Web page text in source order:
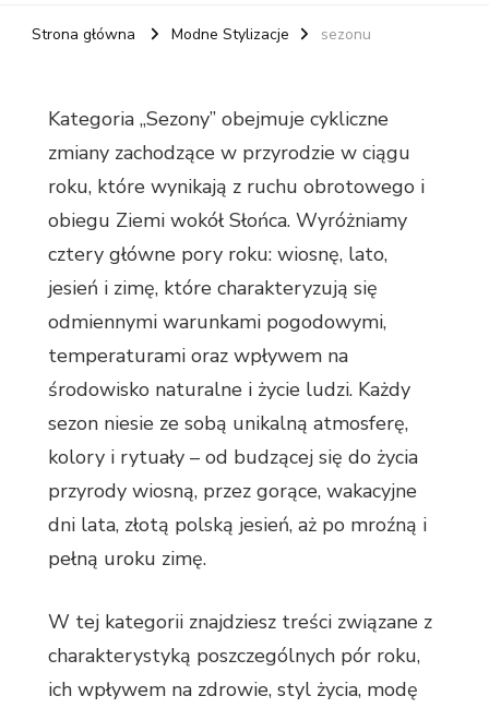
Strona główna Modne Stylizacje sezonu
Kategoria „Sezony” obejmuje cykliczne
zmiany zachodzące w przyrodzie w ciągu
roku, które wynikają z ruchu obrotowego i
obiegu Ziemi wokół Słońca. Wyróżniamy
cztery główne pory roku: wiosnę, lato,
jesień i zimę, które charakteryzują się
odmiennymi warunkami pogodowymi,
temperaturami oraz wpływem na
środowisko naturalne i życie ludzi. Każdy
sezon niesie ze sobą unikalną atmosferę,
kolory i rytuały – od budzącej się do życia
przyrody wiosną, przez gorące, wakacyjne
dni lata, złotą polską jesień, aż po mroźną i
pełną uroku zimę.
W tej kategorii znajdziesz treści związane z
charakterystyką poszczególnych pór roku,
ich wpływem na zdrowie, styl życia, modę